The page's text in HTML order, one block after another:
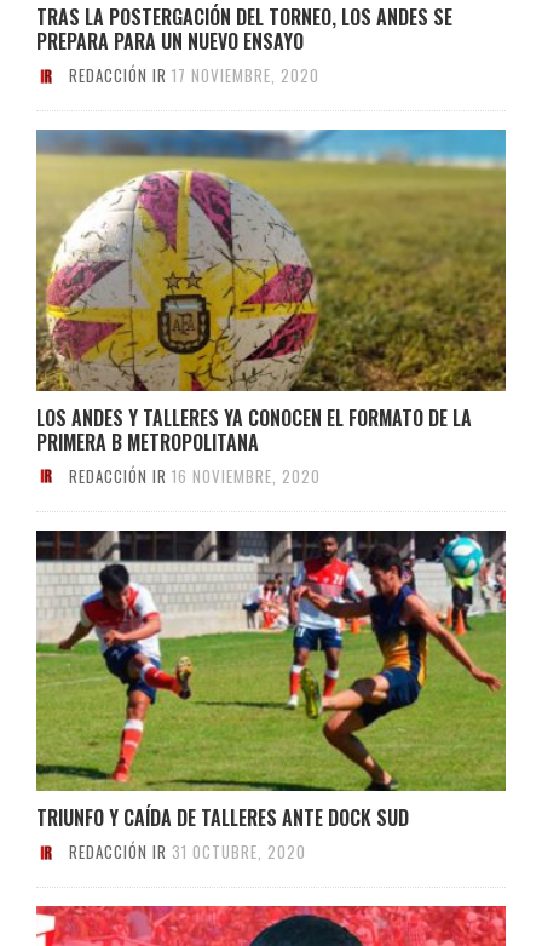
TRAS LA POSTERGACIÓN DEL TORNEO, LOS ANDES SE
PREPARA PARA UN NUEVO ENSAYO
REDACCIÓN IR 17 NOVIEMBRE, 2020
LOS ANDES Y TALLERES YA CONOCEN EL FORMATO DE LA
PRIMERA B METROPOLITANA
REDACCIÓN IR 16 NOVIEMBRE, 2020
TRIUNFO Y CAÍDA DE TALLERES ANTE DOCK SUD
REDACCIÓN IR 31 OCTUBRE, 2020